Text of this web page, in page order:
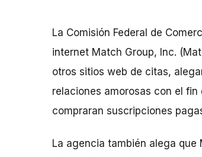
La Comisión Federal de
internet Match Group, Inc.
otros sitios web de citas,
relaciones amorosas con el
compraran suscripciones
La agencia también alega